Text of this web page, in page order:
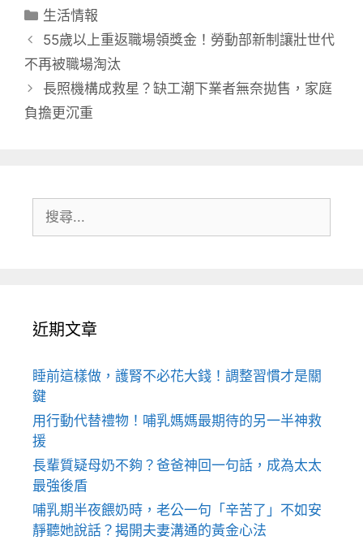
分
類
生活情報
55歲以上重返職場領獎金！勞動部新制讓壯世代
不再被職場淘汰
長照機構成救星？缺工潮下業者無奈拋售，家庭
負擔更沉重
尋:
近期文章
睡前這樣做，護腎不必花大錢！調整習慣才是關
鍵
用行動代替禮物！哺乳媽媽最期待的另一半神救
援
長輩質疑母奶不夠？爸爸神回一句話，成為太太
最強後盾
哺乳期半夜餵奶時，老公一句「辛苦了」不如安
靜聽她說話？揭開夫妻溝通的黃金心法